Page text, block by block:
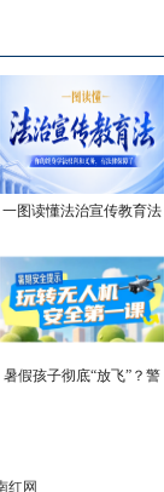
一图读懂法治宣传教育法
务，有法律保障了
暑假孩子彻底“放飞”？警
红网